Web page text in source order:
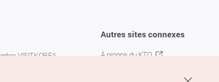
VISITKOREA
Autres sites connexes
À propos du KTO